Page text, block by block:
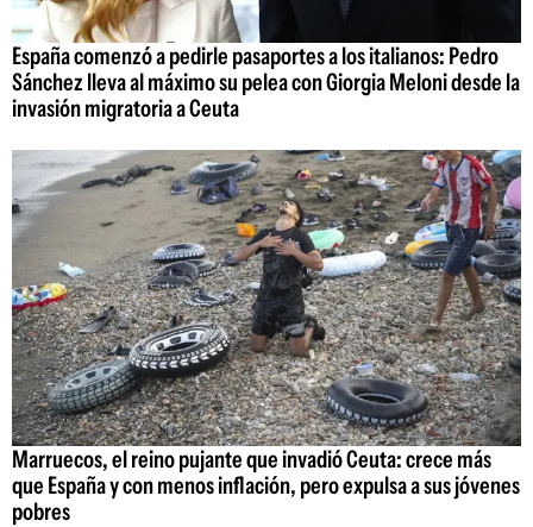
España comenzó a pedirle pasaportes a los italianos: Pedro
Sánchez lleva al máximo su pelea con Giorgia Meloni desde la
invasión migratoria a Ceuta
Marruecos, el reino pujante que invadió Ceuta: crece más
que España y con menos inflación, pero expulsa a sus jóvenes
pobres